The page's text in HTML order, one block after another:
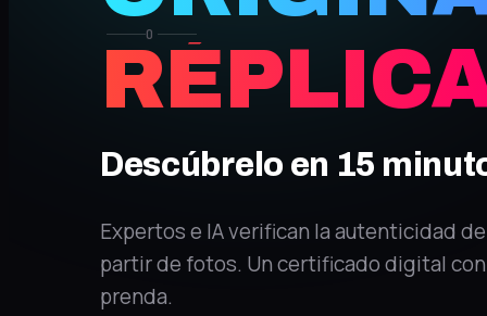
O
Descúbrelo en 15
Expertos e IA verifican la autenticidad
partir de fotos. Un certificado digital con
prenda.